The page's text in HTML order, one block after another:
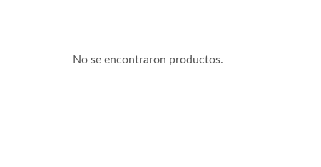
No se encontraron productos.